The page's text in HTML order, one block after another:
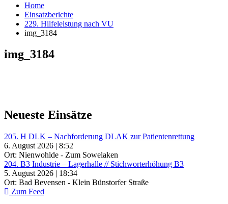
Home
Einsatzberichte
229. Hilfeleistung nach VU
img_3184
img_3184
Neueste Einsätze
205. H DLK – Nachforderung DLAK zur Patientenrettung
6. August 2026 | 8:52
Ort: Nienwohlde - Zum Sowelaken
204. B3 Industrie – Lagerhalle // Stichworterhöhung B3
5. August 2026 | 18:34
Ort: Bad Bevensen - Klein Bünstorfer Straße
Zum Feed